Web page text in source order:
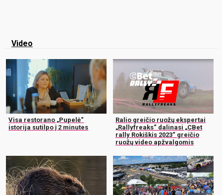
Video
Visa restorano „Pupelė“
istorija sutilpo į 2 minutes
Ralio greičio ruožų ekspertai
„Rallyfreaks“ dalinasi „CBet
rally Rokiškis 2023“ greičio
ruožų video apžvalgomis